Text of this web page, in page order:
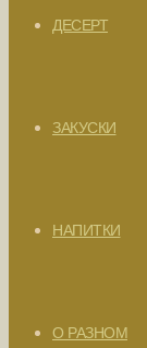
ДЕСЕРТ
ЗАКУСКИ
НАПИТКИ
О РАЗНОМ